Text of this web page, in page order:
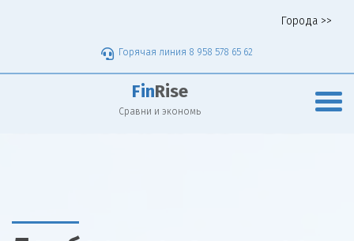
Города >>
Горячая линия 8 958 578 65 62
Fin Rise
Сравни и экономь